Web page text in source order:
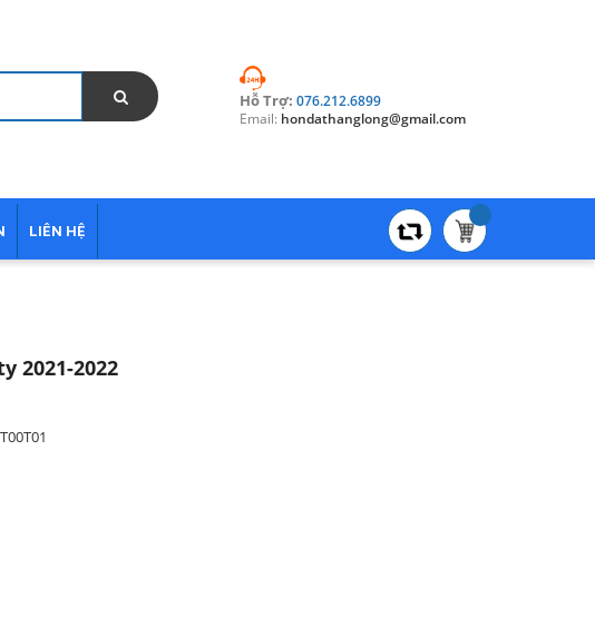
Hỗ Trợ: 076.212.6899
Email: hondathanglong@gmail.com
LIÊN HỆ
2021-2022